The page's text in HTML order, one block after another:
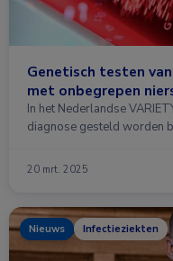
Genetisch testen
met onbegrepen
In het Nederlandse
diagnose gesteld worden
20 mrt. 2025
Nieuws Infectieziekten